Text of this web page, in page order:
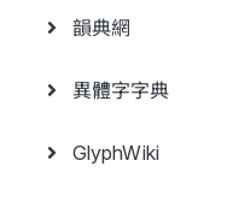
韻典網
異體字字典
GlyphWiki